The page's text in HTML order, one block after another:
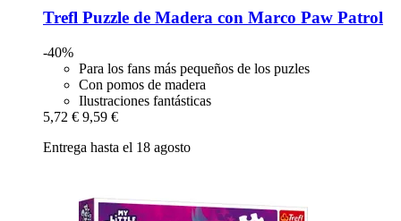
Trefl Puzzle de Madera con Marco Paw Patrol
-40%
Para los fans más pequeños de los puzles
Con pomos de madera
Ilustraciones fantásticas
5,72 € 9,59 €
Entrega hasta el 18 agosto